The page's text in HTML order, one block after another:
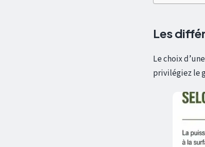
Les
Le choix
privilégiez le